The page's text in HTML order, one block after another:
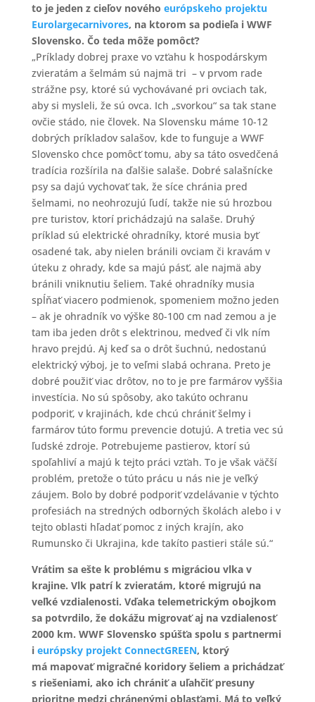
to je jeden z cieľov nového európskeho projektu
Eurolargecarnivores, na ktorom sa podieľa i WWF
Slovensko. Čo teda môže pomôcť?
„Príklady dobrej praxe vo vzťahu k hospodárskym
zvieratám a šelmám sú najmä tri – v prvom rade
strážne psy, ktoré sú vychovávané pri ovciach tak,
aby si mysleli, že sú ovca. Ich „svorkou“ sa tak stane
ovčie stádo, nie človek. Na Slovensku máme 10-12
dobrých príkladov salašov, kde to funguje a WWF
Slovensko chce pomôcť tomu, aby sa táto osvedčená
tradícia rozšírila na ďalšie salaše. Dobré salašnícke
psy sa dajú vychovať tak, že síce chránia pred
šelmami, no neohrozujú ľudí, takže nie sú hrozbou
pre turistov, ktorí prichádzajú na salaše. Druhý
príklad sú elektrické ohradníky, ktoré musia byť
osadené tak, aby nielen bránili ovciam či kravám v
úteku z ohrady, kde sa majú pásť, ale najmä aby
bránili vniknutiu šeliem. Také ohradníky musia
spĺňať viacero podmienok, spomeniem možno jeden
– ak je ohradník vo výške 80-100 cm nad zemou a je
tam iba jeden drôt s elektrinou, medveď či vlk ním
hravo prejdú. Aj keď sa o drôt šuchnú, nedostanú
elektrický výboj, je to veľmi slabá ochrana. Preto je
dobré použiť viac drôtov, no to je pre farmárov vyššia
investícia. No sú spôsoby, ako takúto ochranu
podporiť, v krajinách, kde chcú chrániť šelmy i
farmárov túto formu prevencie dotujú. A tretia vec sú
ľudské zdroje. Potrebujeme pastierov, ktorí sú
spoľahliví a majú k tejto práci vzťah. To je však väčší
problém, pretože o túto prácu u nás nie je veľký
záujem. Bolo by dobré podporiť vzdelávanie v týchto
profesiách na stredných odborných školách alebo i v
tejto oblasti hľadať pomoc z iných krajín, ako
Rumunsko či Ukrajina, kde takíto pastieri stále sú.“
Vrátim sa ešte k problému s migráciou vlka v
krajine. Vlk patrí k zvieratám, ktoré migrujú na
veľké vzdialenosti. Vďaka telemetrickým obojkom
sa potvrdilo, že dokážu migrovať aj na vzdialenosť
2000 km. WWF Slovensko spúšťa spolu s partnermi
i európsky projekt ConnectGREEN, ktorý
má mapovať migračné koridory šeliem a prichádzať
s riešeniami, ako ich chrániť a uľahčiť presuny
prioritne medzi chránenými oblasťami. Má to veľký